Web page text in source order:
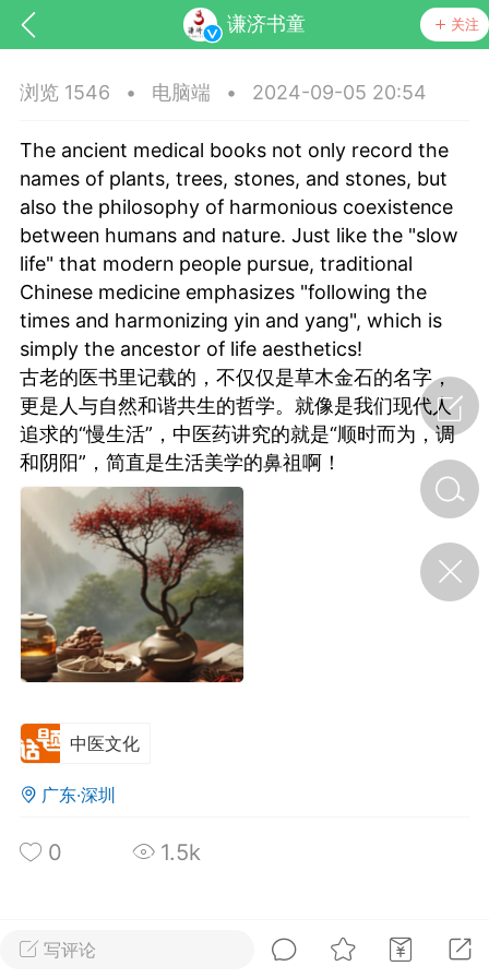
谦济书童 关注
，华夏中医人：家门口的中医人！
节气气象
·特急预警】关
节返乡期间“闪
急提示
问答
如何购买【理肺清瘟膏】
【养正护络膏】？
容平，顺时收
写评论
浏览 1546 • 电脑端 • 2024-09-05 20:54
The ancient medical books not only record the
names of plants, trees, stones, and stones, but
also the philosophy of harmonious coexistence
between humans and nature. Just like the "slow
life" that modern people pursue, traditional
Chinese medicine emphasizes "following the
times and harmonizing yin and yang", which is
simply the ancestor of life aesthetics!
古老的医书里记载的，不仅仅是草木金石的名字，
更是人与自然和谐共生的哲学。就像是我们现代人
追求的“慢生活”，中医药讲究的就是“顺时而为，调
和阴阳”，简直是生活美学的鼻祖啊！
中医文化
广东·深圳
0 1.5k